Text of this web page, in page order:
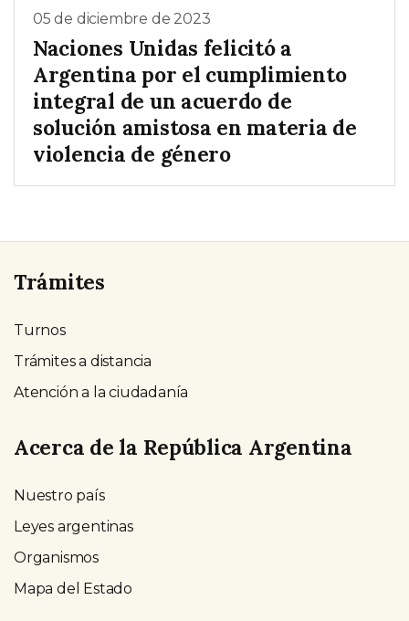
05 de diciembre de 2023
Naciones Unidas felicitó a
Argentina por el cumplimiento
integral de un acuerdo de
solución amistosa en materia de
violencia de género
Trámites
Turnos
Trámites a distancia
Atención a la ciudadanía
Acerca de la República Argentina
Nuestro país
Leyes argentinas
Organismos
Mapa del Estado